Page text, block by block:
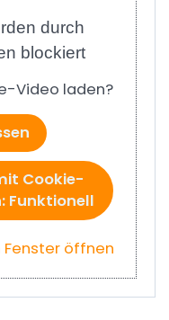
durch
blockiert
Video laden?
Cookie-
Funktionell
öffnen